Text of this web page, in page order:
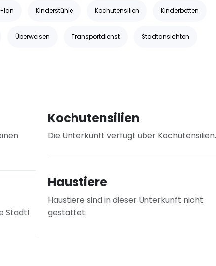
lan Kinderstühle Kochutensilien Kinderbetten
Überweisen Transportdienst Stadtansichten
Stadt!
Kochutensilien
Die Unterkunft verfügt über Kochutensilien.
Haustiere
Haustiere sind in dieser Unterkunft nicht
gestattet.